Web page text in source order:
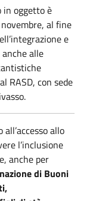
in oggetto è
al fine
e
alle
RASD, con sede
allo
l’inclusione
anche per
di Buoni